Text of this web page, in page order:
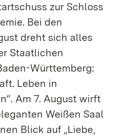
zur Schloss
Bei den
dreht sich alles
Staatlichen
Württemberg:
Leben in
Am 7. August wirft
Weißen Saal
Blick auf „Liebe,